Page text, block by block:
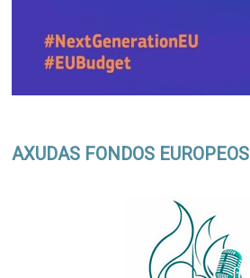
AXUDAS FONDOS EUROPEOS